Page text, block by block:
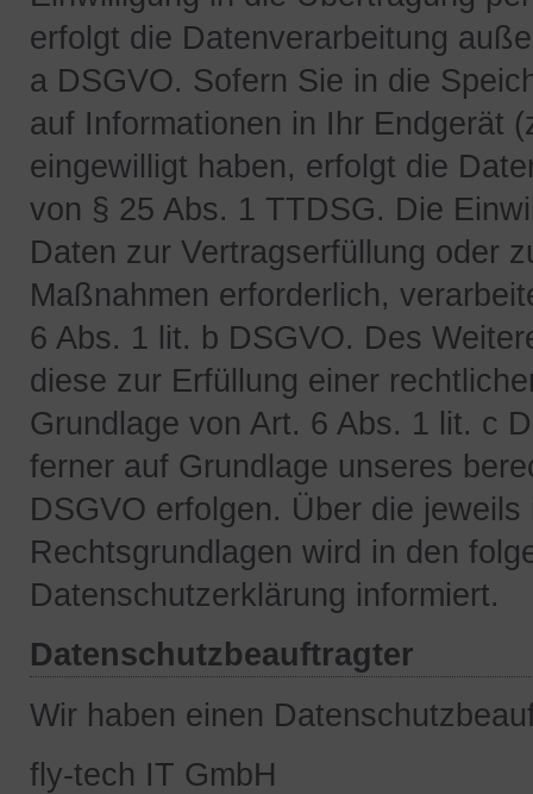
erfolgt die Datenverarbeitung
a DSGVO. Sofern Sie in die
auf Informationen in Ihr Endgerät
eingewilligt haben, erfolgt die
von § 25 Abs. 1 TTDSG. Die
Daten zur Vertragserfüllung oder
Maßnahmen erforderlich,
6 Abs. 1 lit. b DSGVO. Des
diese zur Erfüllung einer
Grundlage von Art. 6 Abs. 1 lit. c
ferner auf Grundlage unseres
DSGVO erfolgen. Über die
Rechtsgrundlagen wird in den
Datenschutzerklärung informiert.
Datenschutzbeauftragter
Wir haben einen
fly-tech IT GmbH